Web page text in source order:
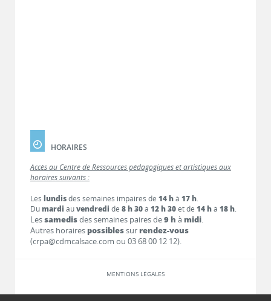
HORAIRES
Accès au Centre de Ressources pédagogiques et artistiques aux
horaires suivants :
Les lundisdes semaines impaires de 14 hà 17 h.
Dumardi auvendredi de 8 h 30à 12 h 30et de 14 hà 18 h.
Lessamedisdes semaines paires de9 h à midi.
Autres horaires possiblessur rendez-vous
(crpa@cdmcalsace.com ou 03 68 00 12 12).
MENTIONS LÉGALES